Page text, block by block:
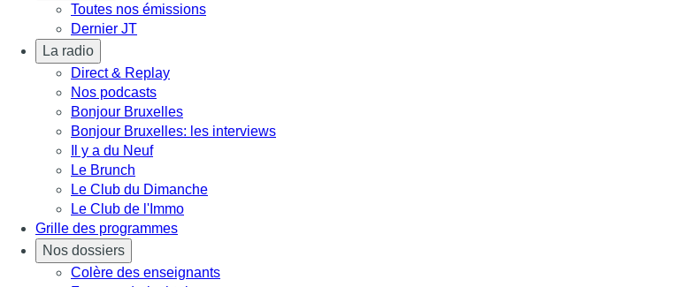
Toutes nos émissions
Dernier JT
La radio
Direct & Replay
Nos podcasts
Bonjour Bruxelles
Bonjour Bruxelles: les interviews
Il y a du Neuf
Le Brunch
Le Club du Dimanche
Le Club de l'Immo
Grille des programmes
Nos dossiers
Colère des enseignants